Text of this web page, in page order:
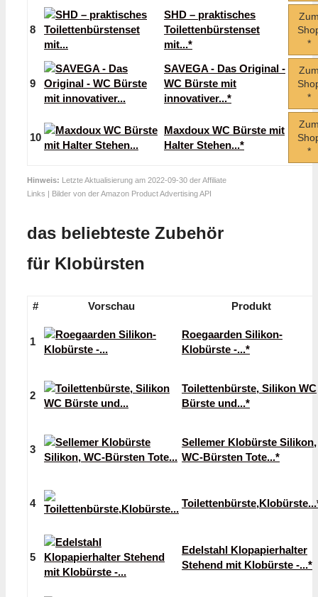
8
SHD – praktisches
Toilettenbürstenset
mit...*
*
9
SAVEGA - Das Original -
WC Bürste mit
innovativer...*
*
10
Maxdoux WC Bürste mit
Halter Stehen...*
*
Hinweis: Letzte Aktualisierung am 2022-09-30 der Affiliate
Links | Bilder von der Amazon Product Advertising API
das beliebteste Zubehör
für Klobürsten
# Vorschau Produkt
1
Roegaarden Silikon-
Klobürste -...*
2
Toilettenbürste, Silikon WC
Bürste und...*
3
Sellemer Klobürste Silikon,
WC-Bürsten Tote...*
4
5
Edelstahl Klopapierhalter
Stehend mit Klobürste -...*